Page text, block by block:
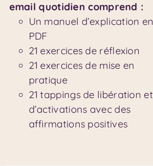
email quotidien comprend :
Un manuel d’explication en
PDF
21 exercices de réflexion
21 exercices de mise en
pratique
21 tappings de libération et
d’activations avec des
affirmations positives